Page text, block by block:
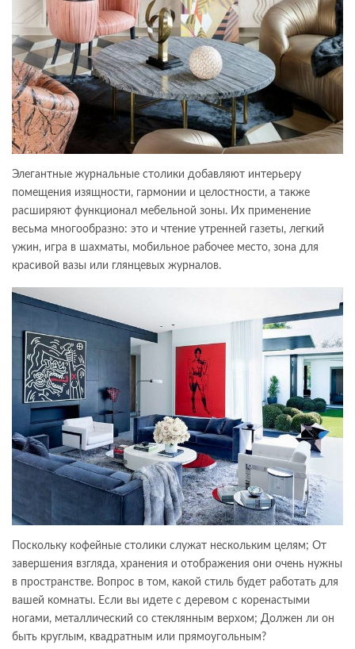
Элегантные журнальные столики добавляют интерьеру
помещения изящности, гармонии и целостности, а также
расширяют функционал мебельной зоны. Их применение
весьма многообразно: это и чтение утренней газеты, легкий
ужин, игра в шахматы, мобильное рабочее место, зона для
красивой вазы или глянцевых журналов.
Поскольку кофейные столики служат нескольким целям; От
завершения взгляда, хранения и отображения они очень нужны
в пространстве. Вопрос в том, какой стиль будет работать для
вашей комнаты. Если вы идете с деревом с коренастыми
ногами, металлический со стеклянным верхом; Должен ли он
быть круглым, квадратным или прямоугольным?